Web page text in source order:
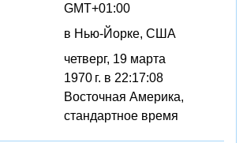
GMT+01:00
в Нью-Йорке, США
четверг, 19 марта
1970 г. в 22:17:08
Восточная Америка,
стандартное время